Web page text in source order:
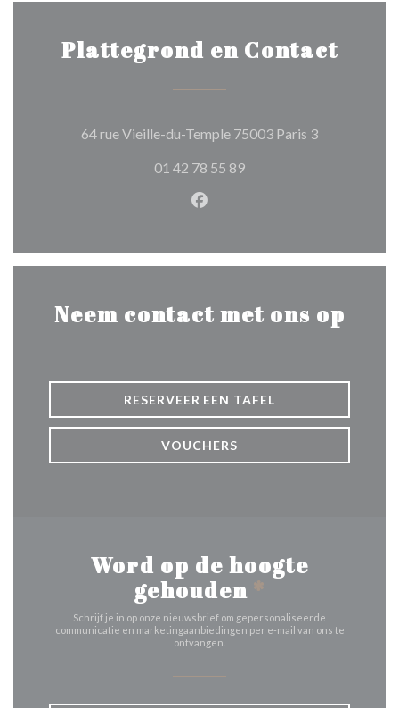
Plattegrond en Contact
64 rue Vieille-du-Temple 75003 Paris 3((opent in
01 42 78 55 89
Facebook ((opent in een
Neem contact met ons op
RESERVEER EEN TAFEL
VOUCHERS
Word op de hoogte
gehouden *
Schrijf je in op onze nieuwsbrief om gepersonaliseerde
communicatie en marketingaanbiedingen per e-mail van ons te
ontvangen.